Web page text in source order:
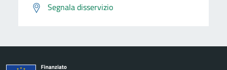
Segnala disservizio